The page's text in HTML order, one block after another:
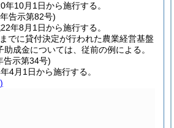
年10月1日から施行する。
告示第82号)
年8月1日から施行する。
でに貸付決定が行われた農業経営基盤
成金については、従前の例による。
告示第34号)
4月1日から施行する。